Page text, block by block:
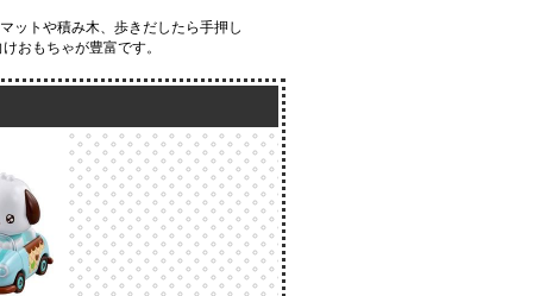
ットや積み木、歩きだしたら手押し
おもちゃが豊富です。